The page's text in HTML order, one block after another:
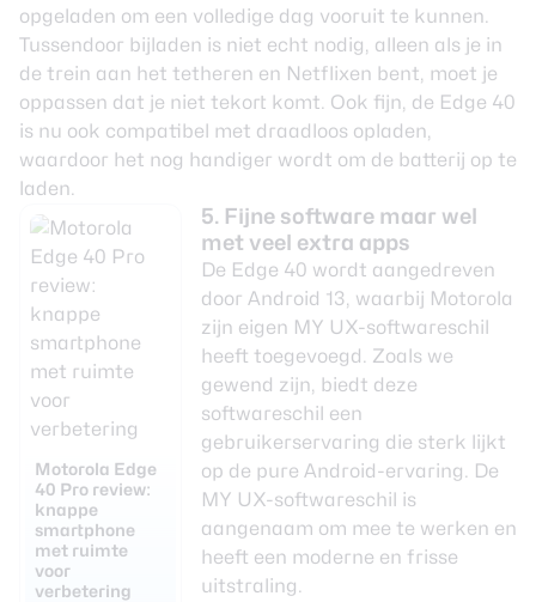
opgeladen om een volledige dag vooruit te kunnen.
Tussendoor bijladen is niet echt nodig, alleen als je in
de trein aan het tetheren en Netflixen bent, moet je
oppassen dat je niet tekort komt. Ook fijn, de Edge 40
is nu ook compatibel met draadloos opladen,
waardoor het nog handiger wordt om de batterij op te
laden.
Motorola Edge
40 Pro review:
knappe
smartphone
met ruimte
voor
verbetering
5. Fijne software maar wel
met veel extra apps
De Edge 40 wordt aangedreven
door Android 13, waarbij Motorola
zijn eigen MY UX-softwareschil
heeft toegevoegd. Zoals we
gewend zijn, biedt deze
softwareschil een
gebruikerservaring die sterk lijkt
op de pure Android-ervaring. De
MY UX-softwareschil is
aangenaam om mee te werken en
heeft een moderne en frisse
uitstraling.